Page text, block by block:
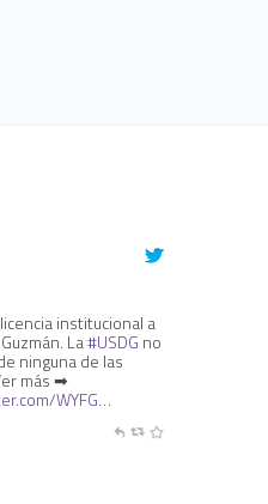
institucional a
La#USDG no
ninguna de las
más ➡
WYFG…